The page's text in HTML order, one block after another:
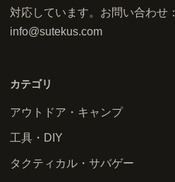
対応しています。お問い合わせ：
info@sutekus.com
カテゴリ
アウトドア・キャンプ
工具・DIY
タクティカル・サバゲー